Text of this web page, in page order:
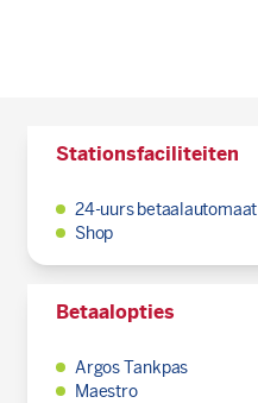
Stationsfaciliteiten
24-uurs betaalautomaat
Shop
Betaalopties
Argos Tankpas
Maestro